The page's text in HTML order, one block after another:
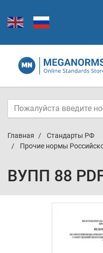
Главная
Стандарты РФ
Прочие нормы
ВУПП 88